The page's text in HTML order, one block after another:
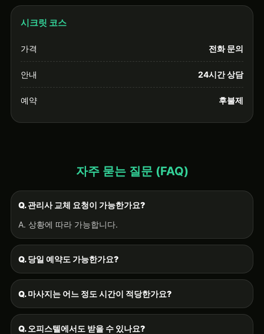
시크릿 코스
가격 전화 문의
안내 24시간 상담
예약 후불제
자주 묻는 질문 (FAQ)
Q. 관리사 교체 요청이 가능한가요?
A. 상황에 따라 가능합니다.
Q. 당일 예약도 가능한가요?
Q. 마사지는 어느 정도 시간이 적당한가요?
Q. 오피스텔에서도 받을 수 있나요?